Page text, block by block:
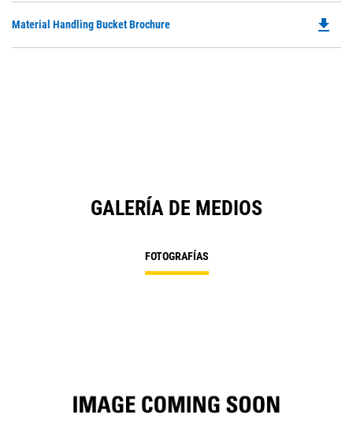
Material Handling Bucket Brochure file_download
GALERÍA DE MEDIOS
FOTOGRAFÍAS